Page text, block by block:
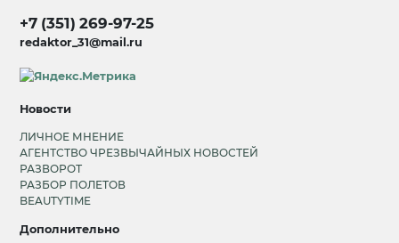
+7 (351) 269-97-25
redaktor_31@mail.ru
Новости
ЛИЧНОЕ МНЕНИЕ
АГЕНТСТВО ЧРЕЗВЫЧАЙНЫХ НОВОСТЕЙ
РАЗВОРОТ
РАЗБОР ПОЛЕТОВ
BEAUTYTIME
Дополнительно